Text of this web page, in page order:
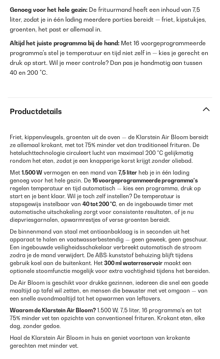
Genoeg voor het hele gezin: De frituurmand heeft een inhoud van 7,5
liter, zodat je in één lading meerdere porties bereidt — friet, kipstukjes,
groenten, het past er allemaal in.
Altijd het juiste programma bij de hand: Met 16 voorgeprogrammeerde
programma's stel je temperatuur en tijd niet zelf in — kies je gerecht en
druk op start. Wil je meer controle? Dan pas je handmatig aan tussen
40 en 200 °C.
Productdetails
Friet, kippenvleugels, groenten uit de oven — de Klarstein Air Bloom bereidt
ze allemaal krokant, met tot 75% minder vet dan traditioneel frituren. De
heteluchttechnologie circuleert lucht van maximaal 200 °C gelijkmatig
rondom het eten, zodat je een knapperige korst krijgt zonder oliebad.
Met 1.500 W vermogen en een mand van 7,5 liter heb je in één lading
genoeg voor het hele gezin. De 16 voorgeprogrammeerde programma's
regelen temperatuur en tijd automatisch — kies een programma, druk op
start en je bent klaar. Wil je toch zelf instellen? De temperatuur is
stapsgewijs instelbaar van 40 tot 200 °C, en de ingebouwde timer met
automatische uitschakeling zorgt voor consistente resultaten, of je nu
diepvriesgarnalen, opwarmrestjes of verse groenten bereidt.
De binnenmand van staal met antiaanbaklaag is in seconden uit het
apparaat te halen en vaatwasserbestendig — geen geweek, geen geschuur.
Een ingebouwde veiligheidsschakelaar verbreekt automatisch de stroom
zodra je de mand verwijdert. De ABS-kunststof behuizing blijft tijdens
gebruik koel aan de buitenkant. Het 300 ml waterreservoir maakt een
optionele stoomfunctie mogelijk voor extra vochtigheid tijdens het bereiden.
De Air Bloom is geschikt voor drukke gezinnen, iedereen die snel een goede
maaltijd op tafel wil zetten, en mensen die bewuster met vet omgaan — van
een snelle avondmaaltijd tot het opwarmen van leftovers.
Waarom de Klarstein Air Bloom? 1.500 W, 7,5 liter, 16 programma's en tot
75% minder vet ten opzichte van conventioneel frituren. Krokant eten, elke
dag, zonder gedoe.
Haal de Klarstein Air Bloom in huis en geniet voortaan van krokante
gerechten met minder vet.